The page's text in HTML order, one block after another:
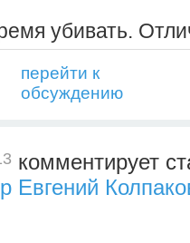
убивать.
перейти к
обсуждению
комментирует
Евгений